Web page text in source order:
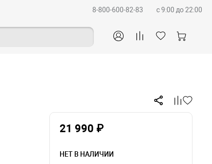
8-800-600-82-83 c 9:00 до 22:00
21 990 ₽
НЕТ В НАЛИЧИИ